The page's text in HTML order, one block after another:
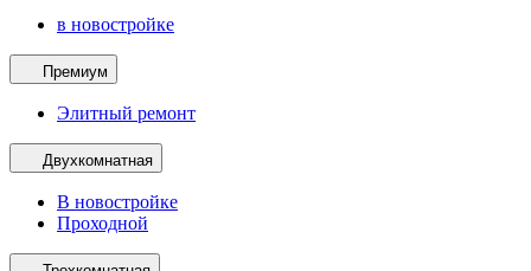
в новостройке
Премиум
Элитный ремонт
Двухкомнатная
В новостройке
Проходной